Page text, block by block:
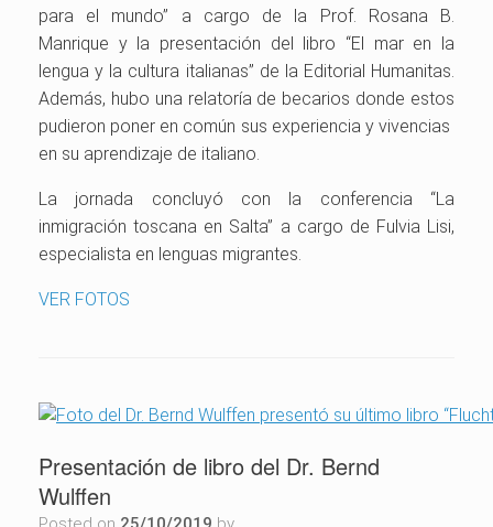
para el mundo” a cargo de la Prof. Rosana B.
Manrique y la presentación del libro “El mar en la
lengua y la cultura italianas” de la Editorial Humanitas.
Además, hubo una relatoría de becarios donde estos
pudieron poner en común sus experiencia y vivencias
en su aprendizaje de italiano.
La jornada concluyó con la conferencia “La
inmigración toscana en Salta” a cargo de Fulvia Lisi,
especialista en lenguas migrantes.
VER FOTOS
Presentación de libro del Dr. Bernd
Wulffen